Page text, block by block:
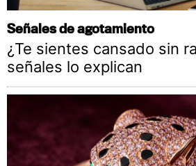
Señales de agotamiento
¿Te sientes cansado sin
señales lo explican